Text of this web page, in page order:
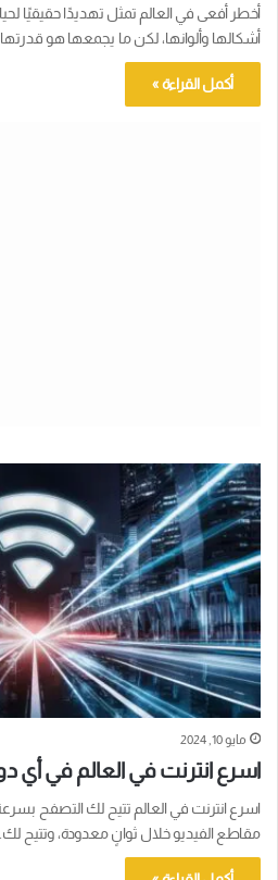
أخطر أفعى في العالم تمثل تهديدًا حقيقيًا
أشكالها وألوانها، لكن ما يجمعها هو قدرتها…
أكمل القراءة »
مايو 10, 2024
اسرع انترنت في العالم في أي
اسرع انترنت في العالم تتيح لك التصفح
مقاطع الفيديو خلال ثوانٍ معدودة، وتتيح